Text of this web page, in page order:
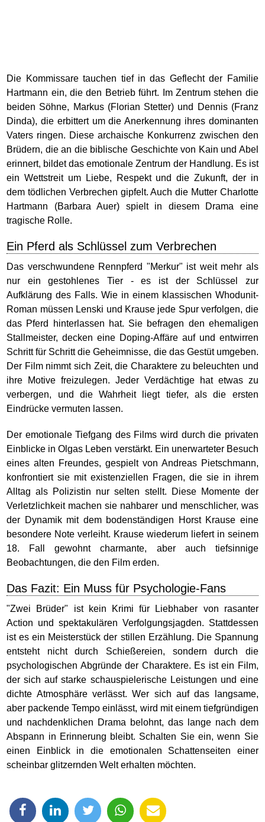
Die Kommissare tauchen tief in das Geflecht der Familie
Hartmann ein, die den Betrieb führt. Im Zentrum stehen die
beiden Söhne, Markus (Florian Stetter) und Dennis (Franz
Dinda), die erbittert um die Anerkennung ihres dominanten
Vaters ringen. Diese archaische Konkurrenz zwischen den
Brüdern, die an die biblische Geschichte von Kain und Abel
erinnert, bildet das emotionale Zentrum der Handlung. Es ist
ein Wettstreit um Liebe, Respekt und die Zukunft, der in
dem tödlichen Verbrechen gipfelt. Auch die Mutter Charlotte
Hartmann (Barbara Auer) spielt in diesem Drama eine
tragische Rolle.
Ein Pferd als Schlüssel zum Verbrechen
Das verschwundene Rennpferd "Merkur" ist weit mehr als
nur ein gestohlenes Tier - es ist der Schlüssel zur
Aufklärung des Falls. Wie in einem klassischen Whodunit-
Roman müssen Lenski und Krause jede Spur verfolgen, die
das Pferd hinterlassen hat. Sie befragen den ehemaligen
Stallmeister, decken eine Doping-Affäre auf und entwirren
Schritt für Schritt die Geheimnisse, die das Gestüt umgeben.
Der Film nimmt sich Zeit, die Charaktere zu beleuchten und
ihre Motive freizulegen. Jeder Verdächtige hat etwas zu
verbergen, und die Wahrheit liegt tiefer, als die ersten
Eindrücke vermuten lassen.
Der emotionale Tiefgang des Films wird durch die privaten
Einblicke in Olgas Leben verstärkt. Ein unerwarteter Besuch
eines alten Freundes, gespielt von Andreas Pietschmann,
konfrontiert sie mit existenziellen Fragen, die sie in ihrem
Alltag als Polizistin nur selten stellt. Diese Momente der
Verletzlichkeit machen sie nahbarer und menschlicher, was
der Dynamik mit dem bodenständigen Horst Krause eine
besondere Note verleiht. Krause wiederum liefert in seinem
18. Fall gewohnt charmante, aber auch tiefsinnige
Beobachtungen, die den Film erden.
Das Fazit: Ein Muss für Psychologie-Fans
"Zwei Brüder" ist kein Krimi für Liebhaber von rasanter
Action und spektakulären Verfolgungsjagden. Stattdessen
ist es ein Meisterstück der stillen Erzählung. Die Spannung
entsteht nicht durch Schießereien, sondern durch die
psychologischen Abgründe der Charaktere. Es ist ein Film,
der sich auf starke schauspielerische Leistungen und eine
dichte Atmosphäre verlässt. Wer sich auf das langsame,
aber packende Tempo einlässt, wird mit einem tiefgründigen
und nachdenklichen Drama belohnt, das lange nach dem
Abspann in Erinnerung bleibt. Schalten Sie ein, wenn Sie
einen Einblick in die emotionalen Schattenseiten einer
scheinbar glitzernden Welt erhalten möchten.